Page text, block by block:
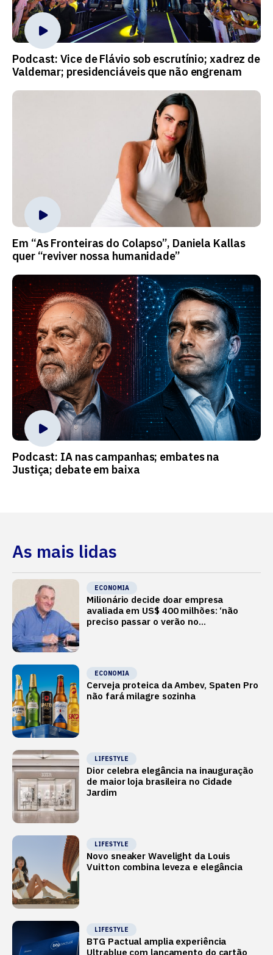
Podcast: Vice de Flávio sob escrutínio; xadrez de
Valdemar; presidenciáveis que não engrenam
Em “As Fronteiras do Colapso”, Daniela Kallas
quer “reviver nossa humanidade”
Podcast: IA nas campanhas; embates na
Justiça; debate em baixa
As mais lidas
ECONOMIA
Milionário decide doar empresa
avaliada em US$ 400 milhões: ‘não
preciso passar o verão no
ECONOMIA
Cerveja proteica da Ambev, Spaten Pro
não fará milagre sozinha
LIFESTYLE
Dior celebra elegância na inauguração
de maior loja brasileira no Cidade
Jardim
LIFESTYLE
Novo sneaker Wavelight da Louis
Vuitton combina leveza e elegância
LIFESTYLE
BTG Pactual amplia experiência
Ultrablue com lançamento do cartão